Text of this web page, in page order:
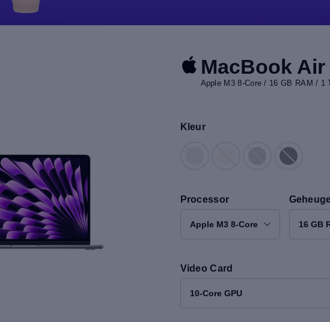
MacBook Air
Apple M3 8-Core / 16 GB RAM / 1
Kleur
Processor
Apple M3 8-Core 16 GB
Video Card
10-Core GPU